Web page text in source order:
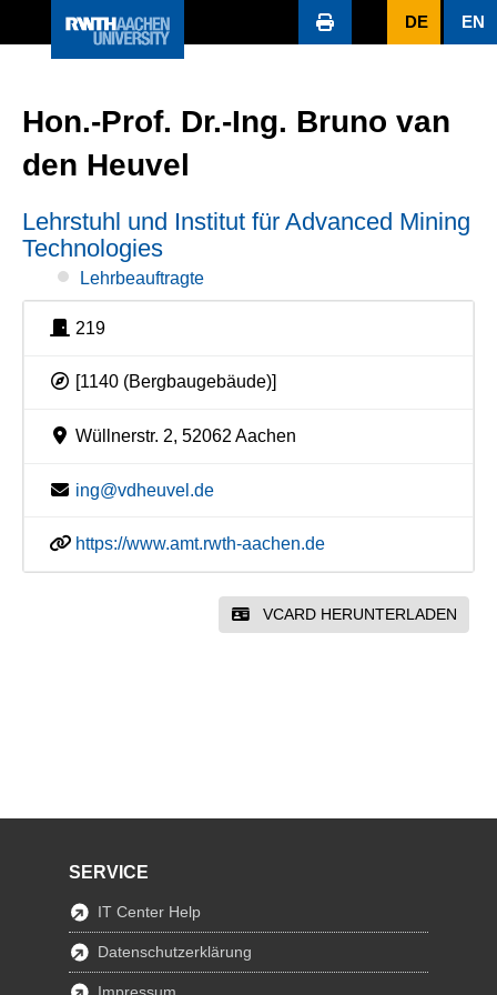
DE EN
Hon.-Prof. Dr.-Ing. Bruno van
den Heuvel
Lehrstuhl und Institut für Advanced Mining
Technologies
Lehrbeauftragte
219
[1140 (Bergbaugebäude)]
Wüllnerstr. 2, 52062 Aachen
ing@vdheuvel.de
https://www.amt.rwth-aachen.de
VCARD HERUNTERLADEN
SERVICE
IT Center Help
Datenschutzerklärung